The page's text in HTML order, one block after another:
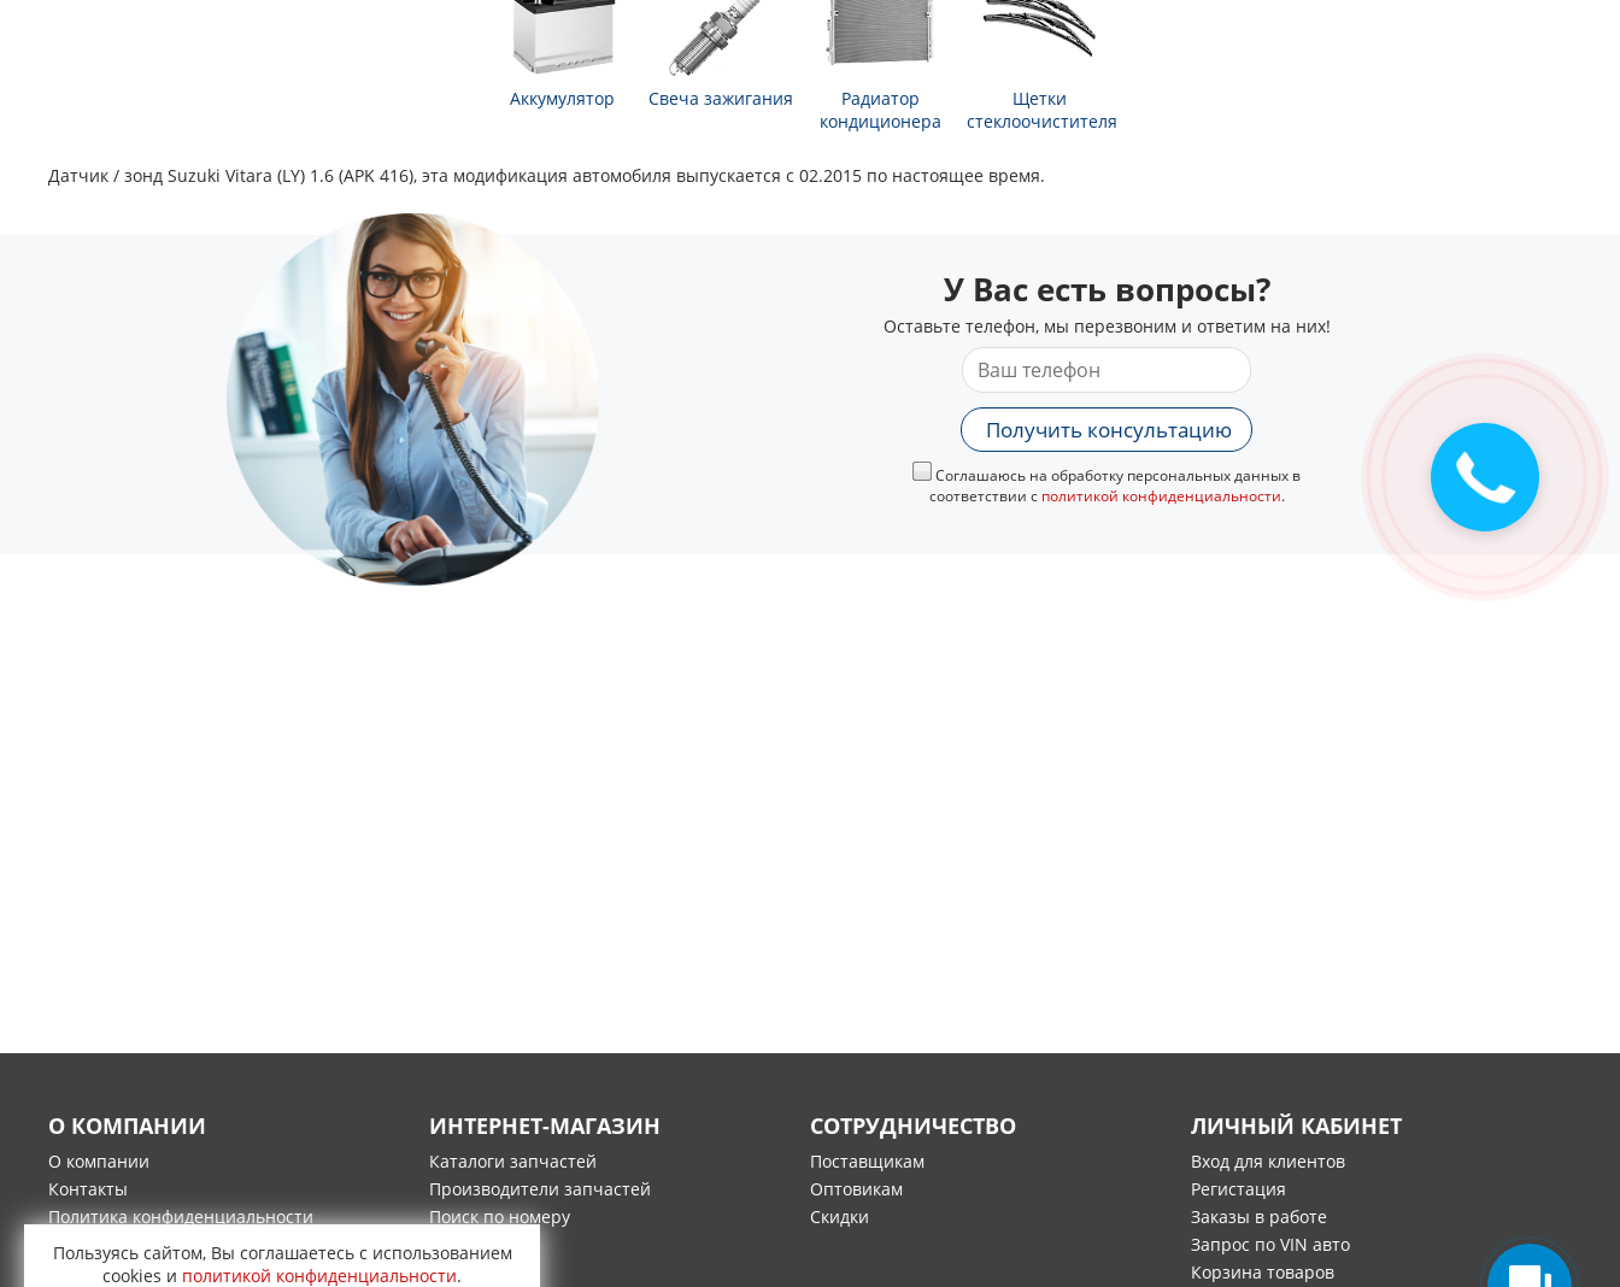
Аккумулятор Свеча зажигания
Радиатор
кондиционера
Щетки
стеклоочистителя
Датчик / зонд Suzuki Vitara (LY) 1.6 (APK 416), эта модификация автомобиля выпускается с 02.2015 по настоящее время.
У Вас есть вопросы?
Оставьте телефон, мы перезвоним и ответим на них!
Получить консультацию
Соглашаюсь на обработку персональных данных в
соответствии с политикой конфиденциальности.
О КОМПАНИИ
О компании
Контакты
Политика конфиденциальности
Гарантия и возврат товара
ИНТЕРНЕТ-МАГАЗИН
Каталоги запчастей
Производители запчастей
Поиск по номеру
Оплата
Доставка
СОТРУДНИЧЕСТВО
Поставщикам
Оптовикам
Скидки
ЛИЧНЫЙ КАБИНЕТ
Вход для клиентов
Регистация
Заказы в работе
Запрос по VIN авто
Корзина товаров
Пользуясь сайтом, Вы соглашаетесь с использованием
cookies и политикой конфиденциальности.